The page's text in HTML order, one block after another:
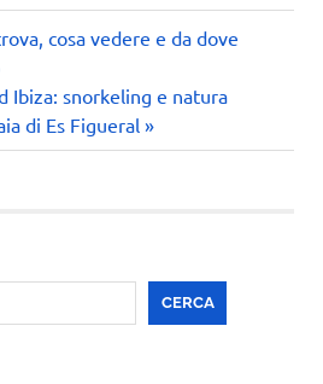
cosa vedere e da dove
Ibiza: snorkeling e natura
di Es Figueral
CERCA